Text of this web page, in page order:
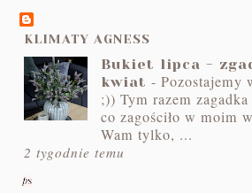
KLIMATY AGNESS
Bukiet lipca -
kwiat -Pozostajemy
;)) Tym razem
co zagościło w moim
Wam tylko, ...
2 tygodnie temu